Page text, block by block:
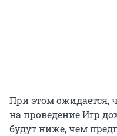
При этом ожидается,
на проведение Игр
будут ниже, чем